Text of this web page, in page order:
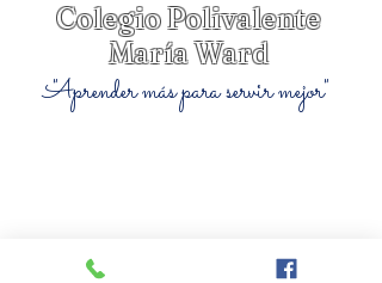
Colegio Polivalente
María Ward
"Aprender más para servir mejor"